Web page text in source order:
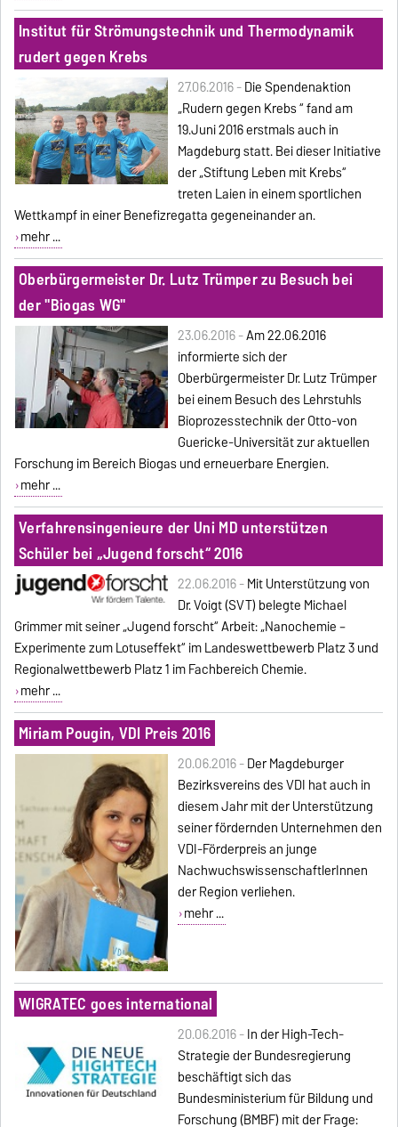
Institut für Strömungstechnik und Thermodynamik
rudert gegen Krebs
27.06.2016 -Die Spendenaktion
„Rudern gegen Krebs “ fand am
19.Juni 2016 erstmals auch in
Magdeburg statt. Bei dieser Initiative
der „Stiftung Leben mit Krebs“
treten Laien in einem sportlichen
Wettkampf in einer Benefizregatta gegeneinander an.
mehr ...
Oberbürgermeister Dr. Lutz Trümper zu Besuch bei
der "Biogas WG"
23.06.2016 -Am 22.06.2016
informierte sich der
Oberbürgermeister Dr. Lutz Trümper
bei einem Besuch des Lehrstuhls
Bioprozesstechnik der Otto-von
Guericke-Universität zur aktuellen
Forschung im Bereich Biogas und erneuerbare Energien.
mehr ...
Verfahrensingenieure der Uni MD unterstützen
Schüler bei „Jugend forscht“ 2016
22.06.2016 -Mit Unterstützung von
Dr. Voigt (SVT) belegte Michael
Grimmer mit seiner „Jugend forscht“ Arbeit: „Nanochemie –
Experimente zum Lotuseffekt“ im Landeswettbewerb Platz 3 und
Regionalwettbewerb Platz 1 im Fachbereich Chemie.
mehr ...
Miriam Pougin, VDI Preis 2016
20.06.2016 -Der Magdeburger
Bezirksvereins des VDI hat auch in
diesem Jahr mit der Unterstützung
seiner fördernden Unternehmen den
VDI-Förderpreis an junge
NachwuchswissenschaftlerInnen
der Region verliehen.
mehr ...
WIGRATEC goes international
20.06.2016 -In der High-Tech-
Strategie der Bundesregierung
beschäftigt sich das
Bundesministerium für Bildung und
Forschung (BMBF) mit der Frage: